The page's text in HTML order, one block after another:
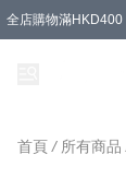
全店購物滿HKD400
首頁 / 所有商品